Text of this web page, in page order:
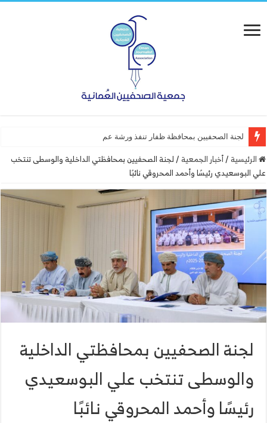
لجنة الصحفيين بمحافظة ظفار تنفذ ورشة عمل “أساسيات التص
الرئيسية /أخبار الجمعية /لجنة الصحفيين بمحافظتي الداخلية والوسطى تنتخب
علي البوسعيدي رئيسًا وأحمد المحروقي نائبًا
لجنة الصحفيين بمحافظتي الداخلية
والوسطى تنتخب علي البوسعيدي
رئيسًا وأحمد المحروقي نائبًا